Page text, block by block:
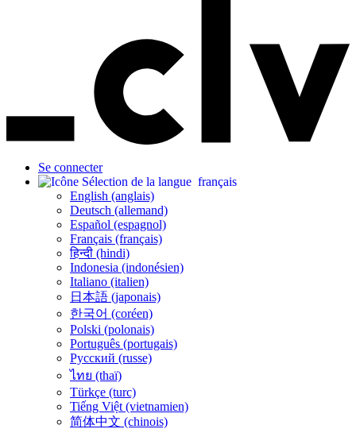
Se connecter
français
English (anglais)
Deutsch (allemand)
Español (espagnol)
Français (français)
हिन्दी (hindi)
Indonesia (indonésien)
Italiano (italien)
日本語 (japonais)
한국어 (coréen)
Polski (polonais)
Português (portugais)
Русский (russe)
ไทย (thaï)
Türkçe (turc)
Tiếng Việt (vietnamien)
简体中文 (chinois)